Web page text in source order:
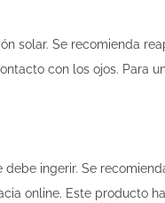
solar. Se recomienda
con los ojos. Para
ingerir. Se
online. Este producto